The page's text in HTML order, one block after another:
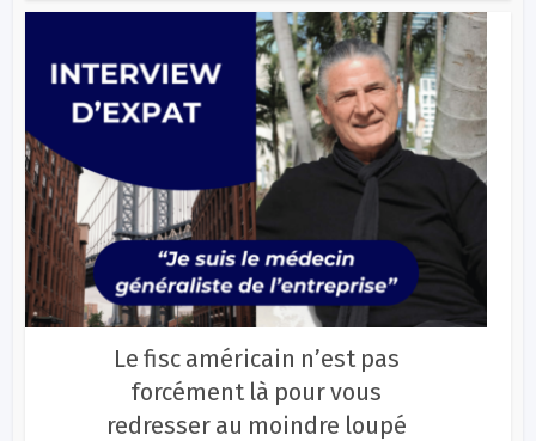
Le fisc américain n’est pas
forcément là pour vous
redresser au moindre loupé